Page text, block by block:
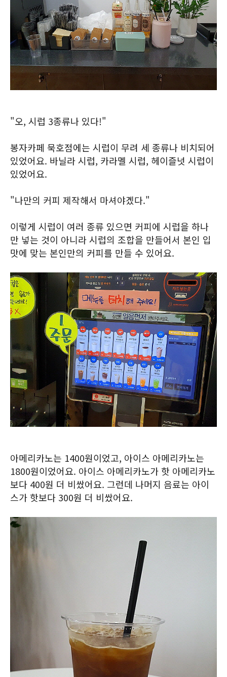
"오, 시럽 3종류나 있다!"
봉자카페 묵호점에는 시럽이 무려 세 종류나 비치되어
있었어요. 바닐라 시럽, 카라멜 시럽, 헤이즐넛 시럽이
있었어요.
"나만의 커피 제작해서 마셔야겠다."
이렇게 시럽이 여러 종류 있으면 커피에 시럽을 하나
만 넣는 것이 아니라 시럽의 조합을 만들어서 본인 입
맛에 맞는 본인만의 커피를 만들 수 있어요.
아메리카노는 1400원이었고, 아이스 아메리카노는
1800원이었어요. 아이스 아메리카노가 핫 아메리카노
보다 400원 더 비쌌어요. 그런데 나머지 음료는 아이
스가 핫보다 300원 더 비쌌어요.